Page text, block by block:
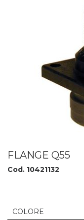
FLANGE Q55
Cod. 10421132
COLORE